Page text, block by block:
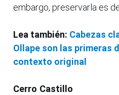
embargo, preservarla es
Lea también: Cabezas
Ollape son las primeras
contexto original
Cerro Castillo